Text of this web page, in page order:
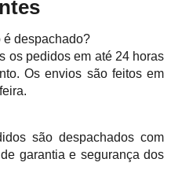
é despachado?
os pedidos em até 24 horas
Os envios são feitos em
são despachados com
garantia e segurança dos